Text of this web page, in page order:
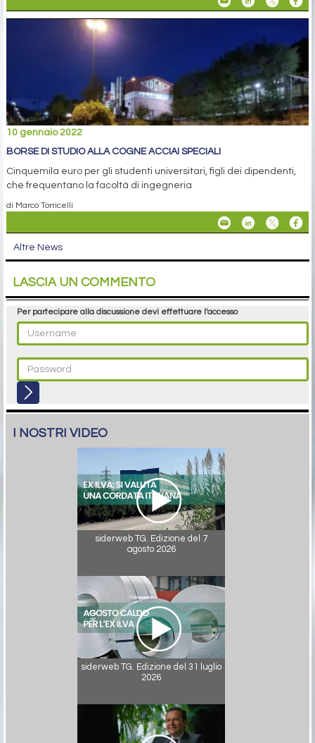
10 gennaio 2022
BORSE DI STUDIO ALLA COGNE ACCIAI SPECIALI
Cinquemila euro per gli studenti universitari, figli dei dipendenti,
che frequentano la facoltà di ingegneria
di Marco Torricelli
Altre News
LASCIA UN COMMENTO
Per partecipare alla discussione devi effettuare l'accesso
I NOSTRI VIDEO
siderweb TG. Edizione del 7
agosto 2026
siderweb TG. Edizione del 31 luglio
2026